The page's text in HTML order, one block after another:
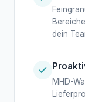
dein
MHD-